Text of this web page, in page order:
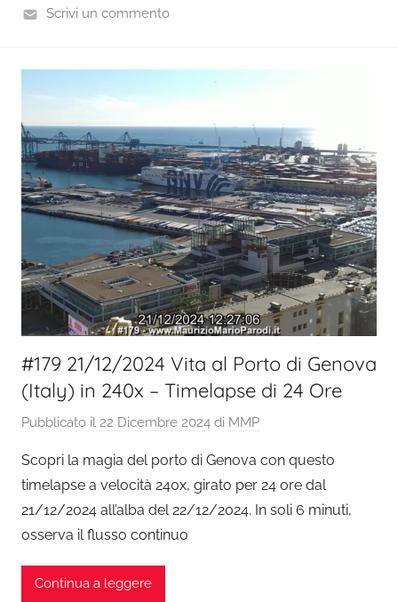
Scrivi un commento
#179 21/12/2024 Vita al Porto di Genova
(Italy) in 240x – Timelapse di 24 Ore
Pubblicato il 22 Dicembre 2024 di MMP
Scopri la magia del porto di Genova con questo
timelapse a velocità 240x, girato per 24 ore dal
21/12/2024 all’alba del 22/12/2024. In soli 6 minuti,
osserva il flusso continuo
Continua a leggere